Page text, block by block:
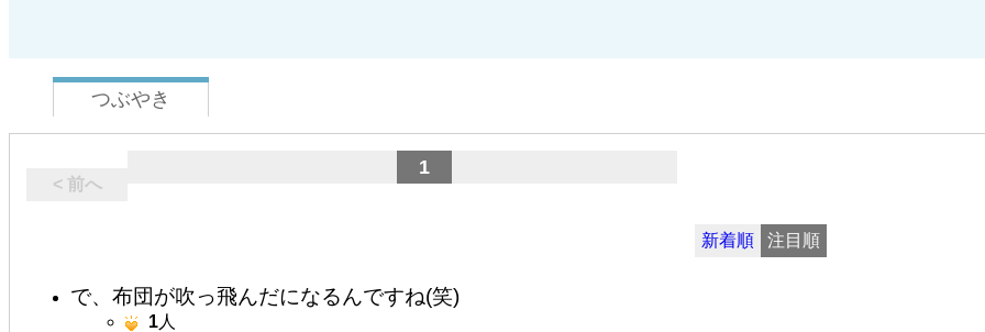
つぶやき
< 前へ
1
新着順 注目順
で、布団が吹っ飛んだになるんですね(笑)
1人